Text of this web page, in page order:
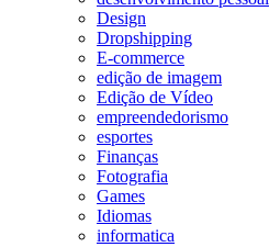
Design
Dropshipping
E-commerce
edição de imagem
Edição de Vídeo
empreendedorismo
esportes
Finanças
Fotografia
Games
Idiomas
informatica